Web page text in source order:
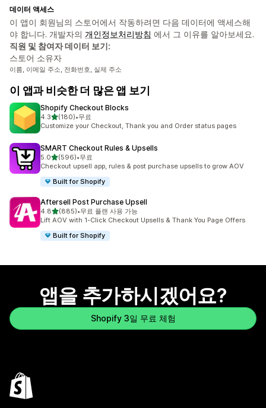
데이터 액세스
이 앱이 회원님의 스토어에서 작동하려면 다음 데이터에 액세스해
야 합니다. 개발자의 개인정보처리방침 에서 그 이유를 알아보세요.
직원 및 참여자 데이터 보기:
스토어 소유자
이름, 이메일 주소, 전화번호, 실제 주소
이 앱과 비슷한 더 많은 앱 보기
Shopify Checkout Blocks
4.3별 5개 중
(180)
총 리뷰 180개
•무료
Customize your Checkout, Thank you and Order status pages
SMART Checkout Rules & Upsells
5.0별 5개 중
(596)
총 리뷰 596개
•무료
Checkout upsell app, rules & post purchase upsells to grow AOV
Built for Shopify
Aftersell Post Purchase Upsell
4.8별 5개 중
(885)
총 리뷰 885개
•무료 플랜 사용 가능
Lift AOV with 1-Click Checkout Upsells & Thank You Page Offers
Built for Shopify
앱을 추가하시겠어요?
Shopify 3일 무료 체험